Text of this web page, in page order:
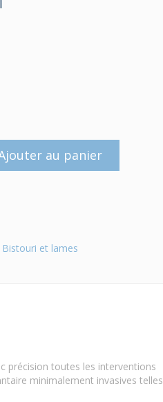
au panier
Bistouri et lames
précision toutes les interventions
minimalement invasives telles